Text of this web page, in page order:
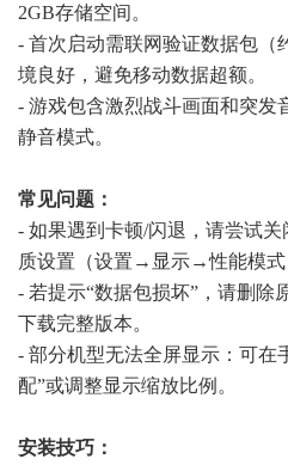
2GB存储空间。
- 首次启动需联网验证数据包（
境良好，避免移动数据超额。
- 游戏包含激烈战斗画面和突发
静音模式。
常见问题：
- 如果遇到卡顿/闪退，请尝试
质设置（设置→显示→性能模式
- 若提示“数据包损坏”，请删除
下载完整版本。
- 部分机型无法全屏显示：可在
配”或调整显示缩放比例。
安装技巧：